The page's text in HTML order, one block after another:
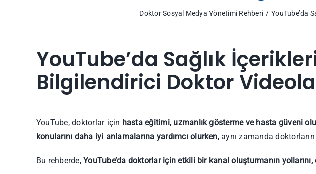
Doktor Sosyal Medya Yönetimi Rehberi YouTube’da
YouTube’da Sağlık
Bilgilendirici Doktor
YouTube, doktorlar için hasta eğitimi, uzmanlık gösterme ve hasta güveni
konularını daha iyi anlamalarına yardımcı olurken, aynı zamanda
Bu rehberde,YouTube’da doktorlar için etkili bir kanal oluşturmanın